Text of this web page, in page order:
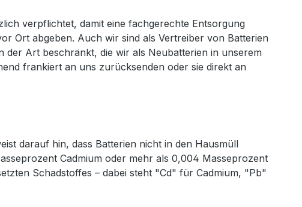
verpflichtet, damit eine fachgerechte Entsorgung
Ort abgeben. Auch wir sind als Vertreiber von Batterien
Art beschränkt, die wir als Neubatterien in unserem
frankiert an uns zurücksenden oder sie direkt an
darauf hin, dass Batterien nicht in den Hausmüll
Cadmium oder mehr als 0,004 Masseprozent
Schadstoffes – dabei steht "Cd" für Cadmium, "Pb"